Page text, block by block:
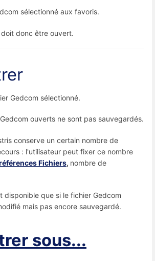
sélectionné aux favoris.
donc être ouvert.
Gedcom sélectionné.
ouverts ne sont pas sauvegardés.
conserve un certain nombre de
: l'utilisateur peut fixer ce nombre
Fichiers, nombre de
disponible que si le fichier Gedcom
mais pas encore sauvegardé.
sous...